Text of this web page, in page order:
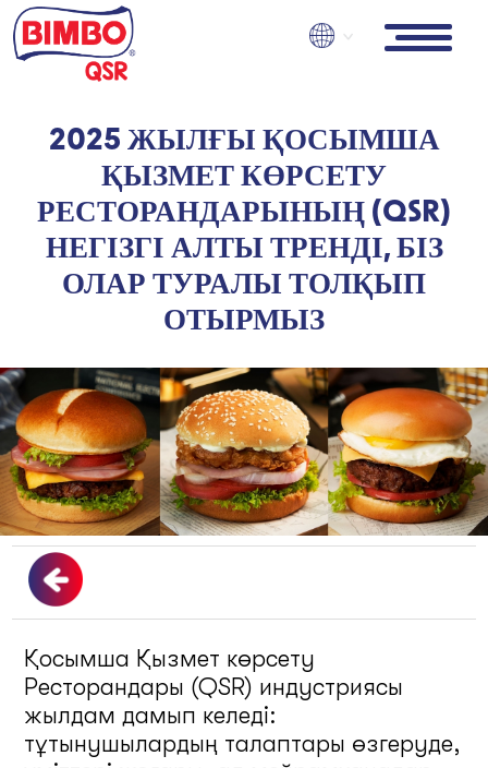
Skip
to
main
2025 ЖЫЛҒЫ ҚОСЫМША
ҚЫЗМЕТ КӨРСЕТУ
РЕСТОРАНДАРЫНЫҢ (QSR)
НЕГІЗГІ АЛТЫ ТРЕНДІ, БІЗ
ОЛАР ТУРАЛЫ ТОЛҚЫП
ОТЫРМЫЗ
Қосымша Қызмет көрсету
Ресторандары (QSR) индустриясы
жылдам дамып келеді:
тұтынушылардың талаптары өзгеруде,